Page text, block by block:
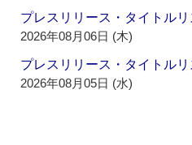
プレスリリース・タイトル
2026年08月06日 (木)
プレスリリース・タイトル
2026年08月05日 (水)